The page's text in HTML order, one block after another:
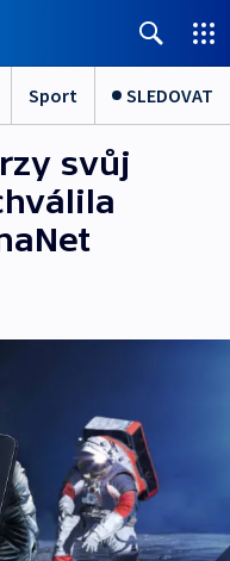
Sport SLEDOVAT
svůj